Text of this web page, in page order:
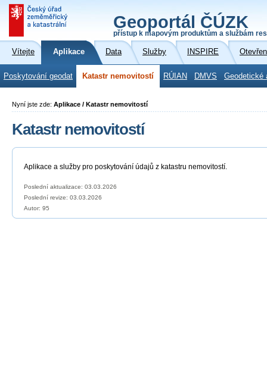
Geoportál ČÚZK
přístup k mapovým produktům a službám
Vítejte Aplikace Data Služby INSPIRE
Poskytování geodat Katastr nemovitostí RÚIAN DMVS Geodetické
Nyní jste zde: Aplikace / Katastr nemovitostí
Katastr nemovitostí
Aplikace a služby pro poskytování údajů z katastru nemovitostí.
Poslední aktualizace: 03.03.2026
Poslední revize: 03.03.2026
Autor: 95